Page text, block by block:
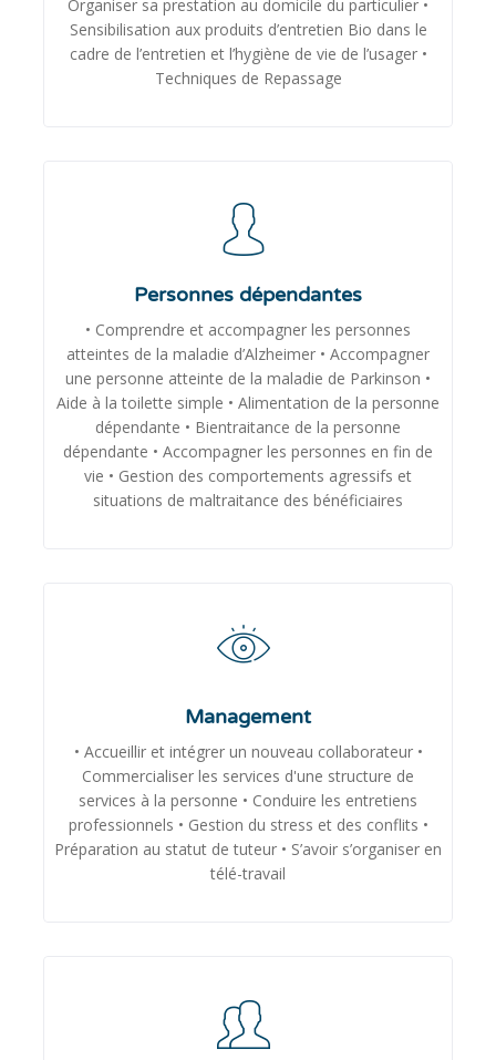
Organiser sa prestation au domicile du particulier •
Sensibilisation aux produits d’entretien Bio dans le
cadre de l’entretien et l’hygiène de vie de l’usager •
Techniques de Repassage
Personnes dépendantes
• Comprendre et accompagner les personnes
atteintes de la maladie d’Alzheimer • Accompagner
une personne atteinte de la maladie de Parkinson •
Aide à la toilette simple • Alimentation de la personne
dépendante • Bientraitance de la personne
dépendante • Accompagner les personnes en fin de
vie • Gestion des comportements agressifs et
situations de maltraitance des bénéficiaires
Management
• Accueillir et intégrer un nouveau collaborateur •
Commercialiser les services d'une structure de
services à la personne • Conduire les entretiens
professionnels • Gestion du stress et des conflits •
Préparation au statut de tuteur • S’avoir s’organiser en
télé-travail